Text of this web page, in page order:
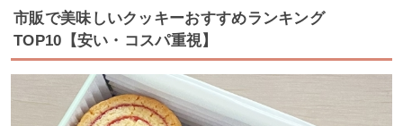
市販で美味しいクッキーおすすめランキング
TOP10【安い・コスパ重視】